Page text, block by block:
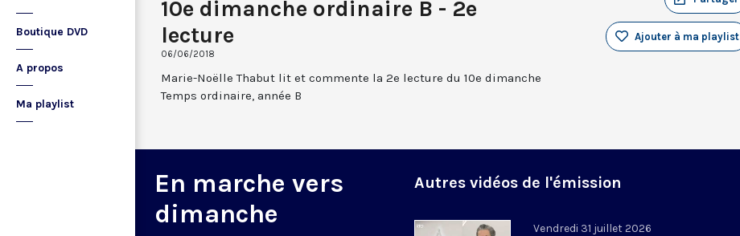
Boutique DVD
A propos
Ma playlist
10e dimanche ordinaire B - 2e
lecture
06/06/2018
Ajouter à ma playlist
Marie-Noëlle Thabut lit et commente la 2e lecture du 10e dimanche
Temps ordinaire, année B
En marche vers
dimanche
Autres vidéos de l'émission
Vendredi 31 juillet 2026